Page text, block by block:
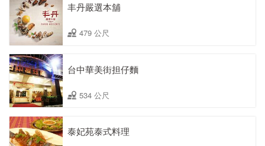
丰丹嚴選本舖
479 公尺
台中華美街担仔麵
534 公尺
泰妃苑泰式料理